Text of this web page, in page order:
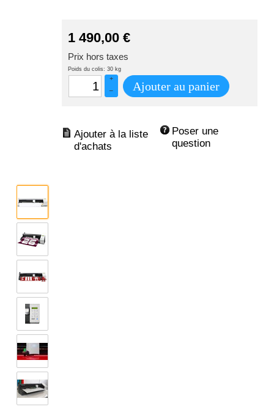
1 490,00 €
Prix hors taxes
Poids du colis: 30 kg
+
–
Ajouter au panier
Poser une
question